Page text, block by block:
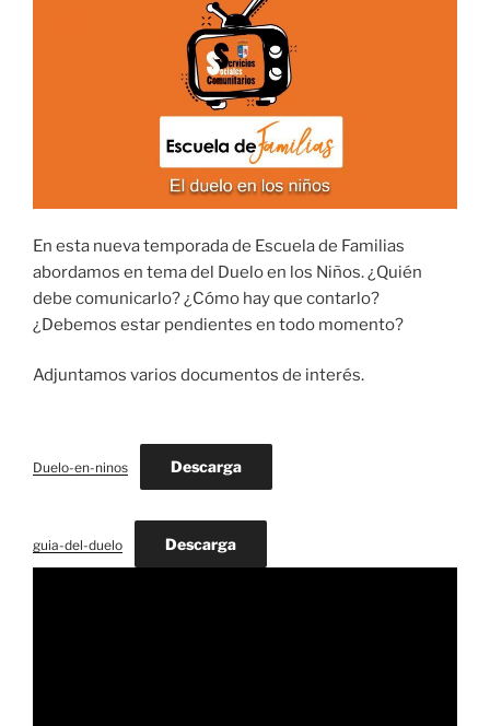
En esta nueva temporada de Escuela de Familias
abordamos en tema del Duelo en los Niños. ¿Quién
debe comunicarlo? ¿Cómo hay que contarlo?
¿Debemos estar pendientes en todo momento?
Adjuntamos varios documentos de interés.
Duelo-en-ninos Descarga
guia-del-duelo Descarga